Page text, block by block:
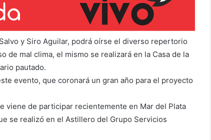
y Siro Aguilar, podrá oírse el diverso repertorio
de mal clima, el mismo se realizará en la Casa de la
pautado.
evento, que coronará un gran año para el proyecto
viene de participar recientemente en Mar del Plata
se realizó en el Astillero del Grupo Servicios